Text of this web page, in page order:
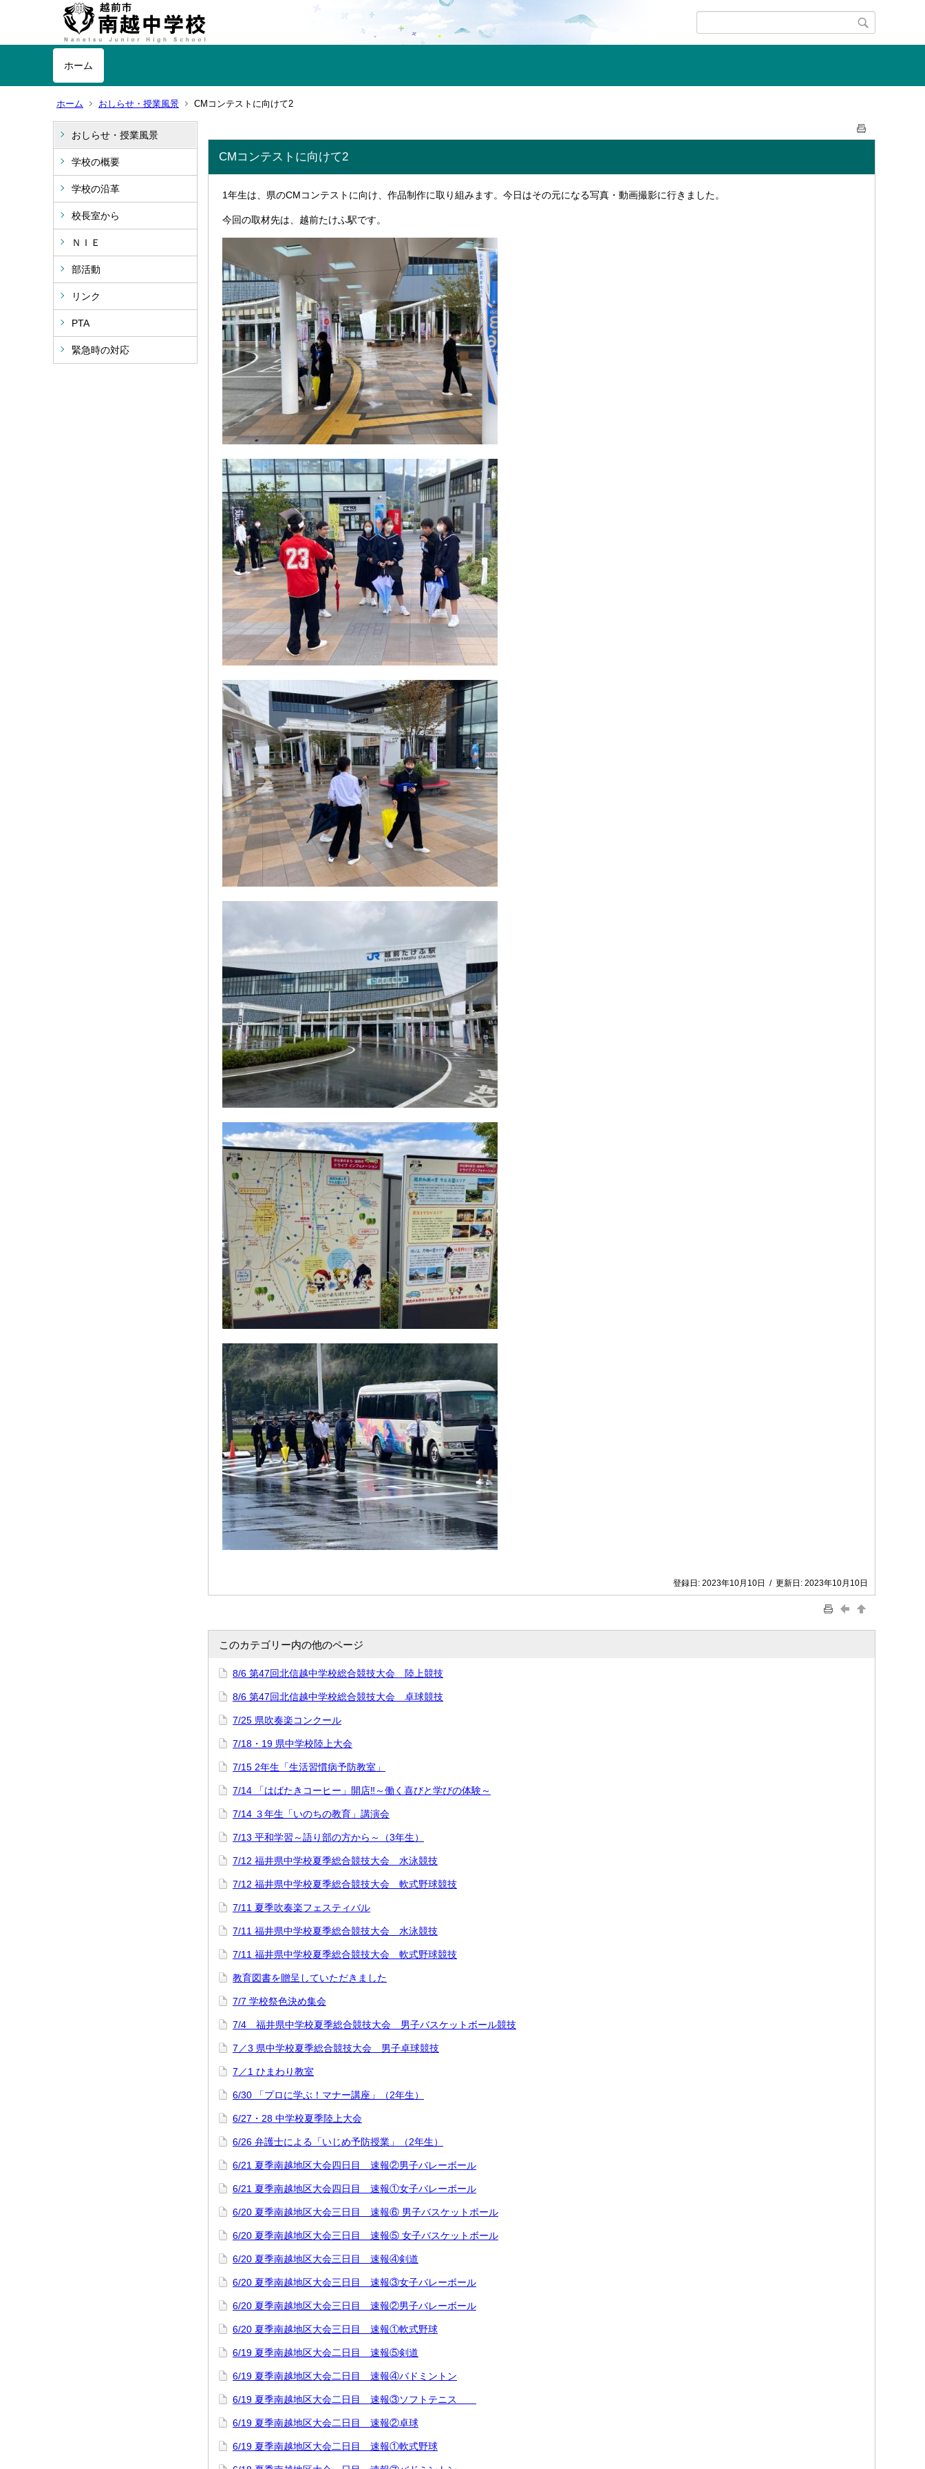
ホーム
ホーム おしらせ・授業風景 CMコンテストに向けて2
おしらせ・授業風景
学校の概要
学校の沿革
校長室から
ＮＩＥ
部活動
リンク
PTA
緊急時の対応
CMコンテストに向けて2
1年生は、県のCMコンテストに向け、作品制作に取り組みます。今日はその元になる写真・動画撮影に行きました。
今回の取材先は、越前たけふ駅です。
登録日: 2023年10月10日 / 更新日: 2023年10月10日
このカテゴリー内の他のページ
8/6 第47回北信越中学校総合競技大会 陸上競技
8/6 第47回北信越中学校総合競技大会 卓球競技
7/25 県吹奏楽コンクール
7/18・19 県中学校陸上大会
7/15 2年生「生活習慣病予防教室」
7/14 「はばたきコーヒー」開店‼︎～働く喜びと学びの体験～
7/14 ３年生「いのちの教育」講演会
7/13 平和学習～語り部の方から～（3年生）
7/12 福井県中学校夏季総合競技大会 水泳競技
7/12 福井県中学校夏季総合競技大会 軟式野球競技
7/11 夏季吹奏楽フェスティバル
7/11 福井県中学校夏季総合競技大会 水泳競技
7/11 福井県中学校夏季総合競技大会 軟式野球競技
教育図書を贈呈していただきました
7/7 学校祭色決め集会
7/4 福井県中学校夏季総合競技大会 男子バスケットボール競技
7／3 県中学校夏季総合競技大会 男子卓球競技
7／1 ひまわり教室
6/30 「プロに学ぶ！マナー講座」（2年生）
6/27・28 中学校夏季陸上大会
6/26 弁護士による「いじめ予防授業」（2年生）
6/21 夏季南越地区大会四日目 速報②男子バレーボール
6/21 夏季南越地区大会四日目 速報①女子バレーボール
6/20 夏季南越地区大会三日目 速報⑥ 男子バスケットボール
6/20 夏季南越地区大会三日目 速報⑤ 女子バスケットボール
6/20 夏季南越地区大会三日目 速報④剣道
6/20 夏季南越地区大会三日目 速報③女子バレーボール
6/20 夏季南越地区大会三日目 速報②男子バレーボール
6/20 夏季南越地区大会三日目 速報①軟式野球
6/19 夏季南越地区大会二日目 速報⑤剣道
6/19 夏季南越地区大会二日目 速報④バドミントン
6/19 夏季南越地区大会二日目 速報③ソフトテニス
6/19 夏季南越地区大会二日目 速報②卓球
6/19 夏季南越地区大会二日目 速報①軟式野球